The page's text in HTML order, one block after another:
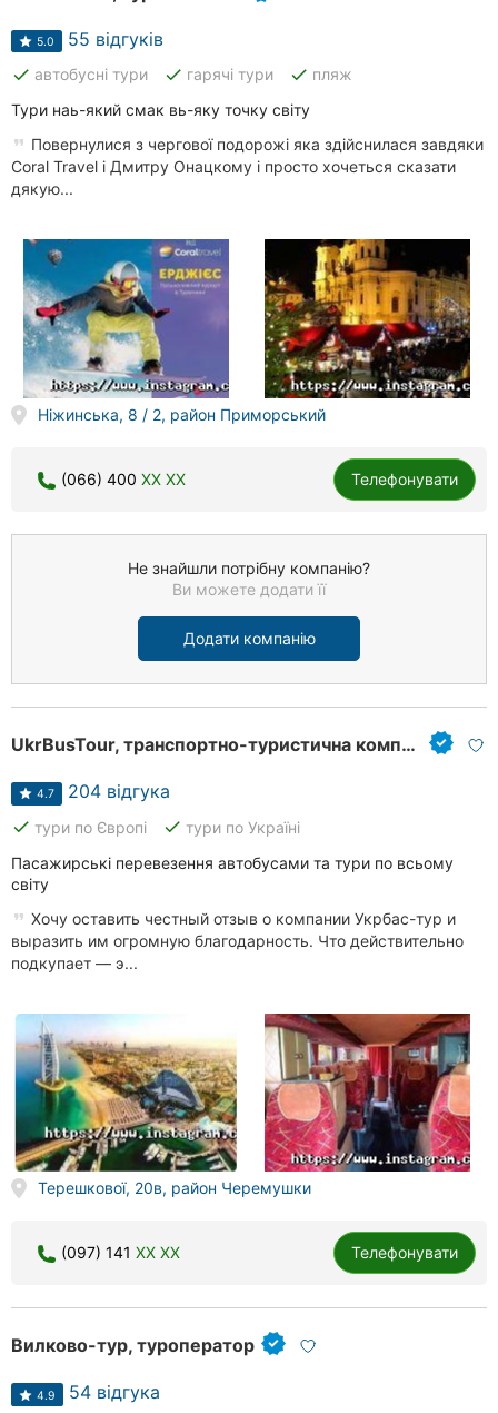
5.0 55 відгуків
done автобусні тури done гарячі тури done пляж
Тури наь-який смак вь-яку точку світу
Повернулися з чергової подорожі яка здійснилася завдяки
Coral Travel і Дмитру Онацкому і просто хочеться сказати
дякую...
Ніжинська, 8 / 2, район Приморський
(066) 400 XX XX Телефонувати
Не знайшли потрібну компанію?
Ви можете додати її
Додати компанію
UkrBusTour, транспортно-туристична компанія
4.7 204 відгука
done тури по Європі done тури по Україні
Пасажирські перевезення автобусами та тури по всьому
світу
Хочу оставить честный отзыв о компании Укрбас-тур и
выразить им огромную благодарность. Что действительно
подкупает — э...
Терешкової, 20в, район Черемушки
(097) 141 XX XX Телефонувати
Вилково-тур, туроператор
4.9 54 відгука